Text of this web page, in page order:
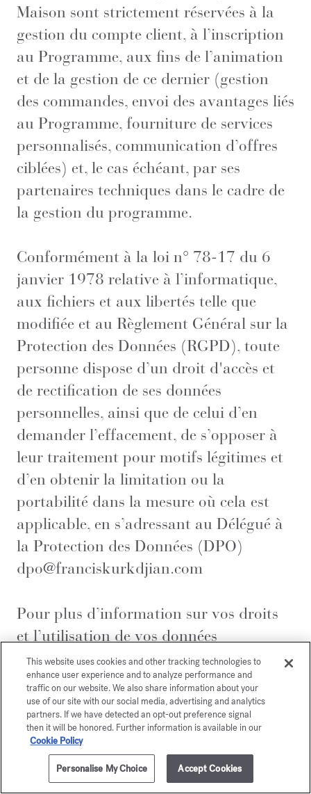
Maison sont strictement réservées à la
gestion du compte client, à l’inscription
au Programme, aux fins de l’animation
et de la gestion de ce dernier (gestion
des commandes, envoi des avantages liés
au Programme, fourniture de services
personnalisés, communication d’offres
ciblées) et, le cas échéant, par ses
partenaires techniques dans le cadre de
la gestion du programme.
Conformément à la loi n° 78-17 du 6
janvier 1978 relative à l’informatique,
aux fichiers et aux libertés telle que
modifiée et au Règlement Général sur la
Protection des Données (RGPD), toute
personne dispose d’un droit d'accès et
de rectification de ses données
personnelles, ainsi que de celui d’en
demander l’effacement, de s’opposer à
leur traitement pour motifs légitimes et
d’en obtenir la limitation ou la
portabilité dans la mesure où cela est
applicable, en s’adressant au Délégué à
la Protection des Données (DPO)
dpo@franciskurkdjian.com
Pour plus d’information sur vos droits
et l’utilisation de vos données
personnelles, merci de consulter notre
notice sur la protection de la vie privée
sur lesite.
This website uses cookies and other tracking technologies to
enhance user experience and to analyze performance and
traffic on our website. We also share information about your
use of our site with our social media, advertising and analytics
partners. If we have detected an opt-out preference signal
then it will be honored. Further information is available in our
Cookie Policy
Personalise My Choice Accept Cookies